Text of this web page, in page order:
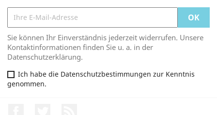
Sie können Ihr Einverständnis jederzeit widerrufen. Unsere
Kontaktinformationen finden Sie u. a. in der
Datenschutzerklärung.
Ich habe die Datenschutzbestimmungen zur Kenntnis
genommen.